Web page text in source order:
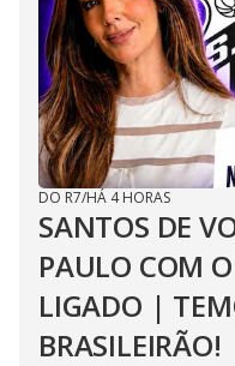
DO R7/HÁ 4 HORAS
SANTOS DE
PAULO COM
LIGADO |
BRASILEIRÃO!